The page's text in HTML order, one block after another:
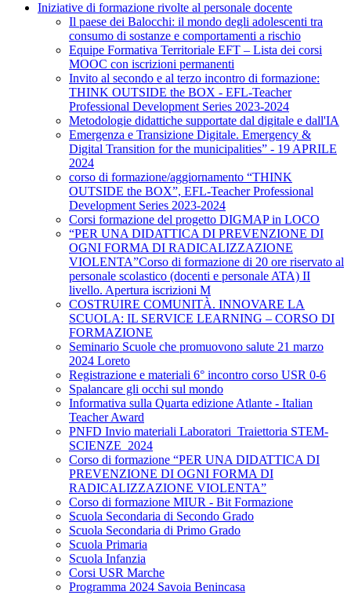
Iniziative di formazione rivolte al personale docente
Il paese dei Balocchi: il mondo degli adolescenti tra
consumo di sostanze e comportamenti a rischio
Equipe Formativa Territoriale EFT – Lista dei corsi
MOOC con iscrizioni permanenti
Invito al secondo e al terzo incontro di formazione:
THINK OUTSIDE the BOX - EFL-Teacher
Professional Development Series 2023-2024
Metodologie didattiche supportate dal digitale e dall'IA
Emergenza e Transizione Digitale. Emergency &
Digital Transition for the municipalities” - 19 APRILE
2024
corso di formazione/aggiornamento “THINK
OUTSIDE the BOX”, EFL-Teacher Professional
Development Series 2023-2024
Corsi formazione del progetto DIGMAP in LOCO
“PER UNA DIDATTICA DI PREVENZIONE DI
OGNI FORMA DI RADICALIZZAZIONE
VIOLENTA”Corso di formazione di 20 ore riservato al
personale scolastico (docenti e personale ATA) II
livello. Apertura iscrizioni M
COSTRUIRE COMUNITÀ. INNOVARE LA
SCUOLA: IL SERVICE LEARNING – CORSO DI
FORMAZIONE
Seminario Scuole che promuovono salute 21 marzo
2024 Loreto
Registrazione e materiali 6° incontro corso USR 0-6
Spalancare gli occhi sul mondo
Informativa sulla Quarta edizione Atlante - Italian
Teacher Award
PNFD Invio materiali Laboratori_Traiettoria STEM-
SCIENZE_2024
Corso di formazione “PER UNA DIDATTICA DI
PREVENZIONE DI OGNI FORMA DI
RADICALIZZAZIONE VIOLENTA”
Corso di formazione MIUR - Bit Formazione
Scuola Secondaria di Secondo Grado
Scuola Secondaria di Primo Grado
Scuola Primaria
Scuola Infanzia
Corsi USR Marche
Programma 2024 Savoia Benincasa